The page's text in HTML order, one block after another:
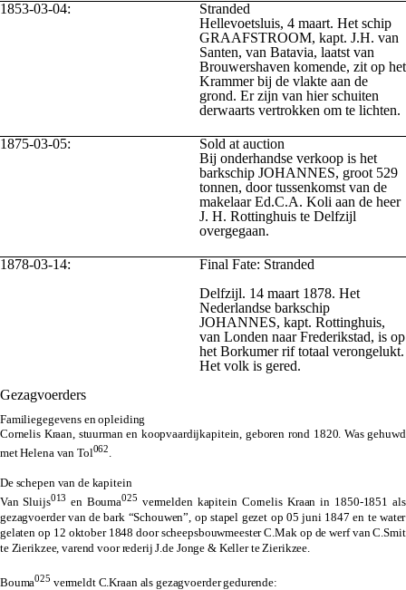
1853-03-04:
Stranded
Hellevoetsluis, 4 maart. Het schip
GRAAFSTROOM, kapt. J.H. van
Santen, van Batavia, laatst van
Brouwershaven komende, zit op het
Krammer bij de vlakte aan de
grond. Er zijn van hier schuiten
derwaarts vertrokken om te lichten.
1875-03-05:
Sold at auction
Bij onderhandse verkoop is het
barkschip JOHANNES, groot 529
tonnen, door tussenkomst van de
makelaar Ed.C.A. Koli aan de heer
J. H. Rottinghuis te Delfzijl
overgegaan.
1878-03-14: Final Fate: Stranded
Delfzijl. 14 maart 1878. Het
Nederlandse barkschip
JOHANNES, kapt. Rottinghuis,
van Londen naar Frederikstad, is op
het Borkumer rif totaal verongelukt.
Het volk is gered.
Gezagvoerders
Familiegegevens en opleiding
Cornelis Kraan, stuurman en koopvaardijkapitein, geboren rond 1820. Was gehuwd
met Helena van Tol062.
De schepen van de kapitein
Van Sluijs013 en Bouma025 vermelden kapitein Cornelis Kraan in 1850-1851 als
gezagvoerder van de bark “Schouwen”, op stapel gezet op 05 juni 1847 en te water
gelaten op 12 oktober 1848 door scheepsbouwmeester C.Mak op de werf van C.Smit
te Zierikzee, varend voor rederij J.de Jonge & Keller te Zierikzee.
Bouma025 vermeldt C.Kraan als gezagvoerder gedurende: